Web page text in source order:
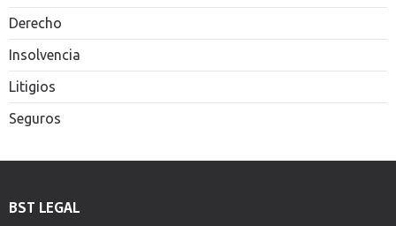
Derecho
Insolvencia
Litigios
Seguros
BST LEGAL